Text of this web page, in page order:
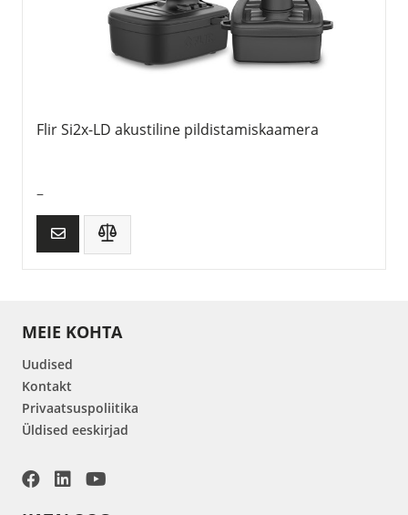
Flir Si2x-LD akustiline pildistamiskaamera
–
MEIE KOHTA
Uudised
Kontakt
Privaatsuspoliitika
Üldised eeskirjad